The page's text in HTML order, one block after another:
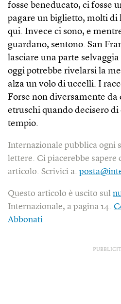
fosse beneducato, ci fosse
pagare un biglietto, molti di
qui. Invece ci sono, e
guardano, sentono. San
lasciare una parte selvaggia
oggi potrebbe rivelarsi la
alza un volo di uccelli. I
Forse non diversamente da
etruschi quando decisero
tempio.
Internazionale pubblica ogni
lettere. Ci piacerebbe sapere
articolo. Scrivici a:
Questo articolo è uscito sul
Internazionale, a pagina 14.
Abbonati